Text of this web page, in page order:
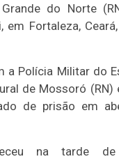
do Norte
em Fortaleza,
a Polícia Militar do
de Mossoró (RN)
de prisão em
na tarde